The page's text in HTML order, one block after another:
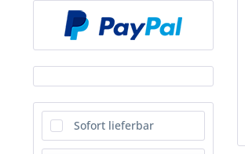
Sofort lieferbar